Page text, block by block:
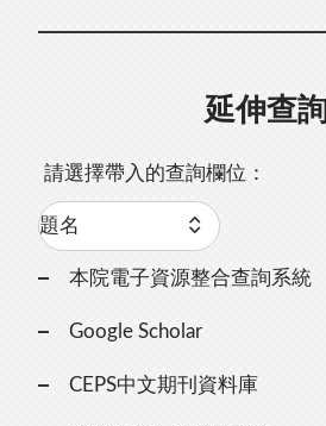
延伸查詢
請選擇帶入的查詢欄位：
本院電子資源整合查詢系統
Google Scholar
CEPS中文期刊資料庫